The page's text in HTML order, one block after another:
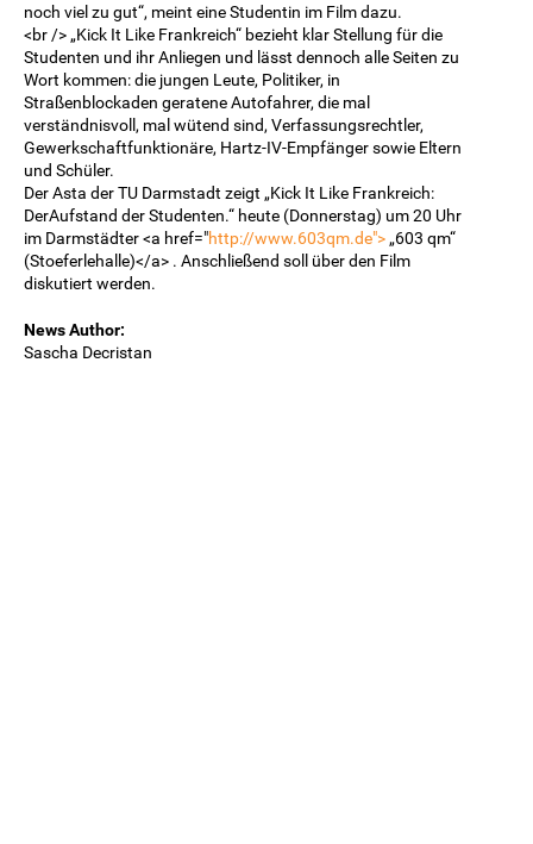
noch viel zu gut“, meint eine Studentin im Film dazu.
<br /> „Kick It Like Frankreich“ bezieht klar Stellung für die
Studenten und ihr Anliegen und lässt dennoch alle Seiten zu
Wort kommen: die jungen Leute, Politiker, in
Straßenblockaden geratene Autofahrer, die mal
verständnisvoll, mal wütend sind, Verfassungsrechtler,
Gewerkschaftfunktionäre, Hartz-IV-Empfänger sowie Eltern
und Schüler.
Der Asta der TU Darmstadt zeigt „Kick It Like Frankreich:
DerAufstand der Studenten.“ heute (Donnerstag) um 20 Uhr
im Darmstädter <a href="http://www.603qm.de"> „603 qm“
(Stoeferlehalle)</a> . Anschließend soll über den Film
diskutiert werden.
News Author:
Sascha Decristan